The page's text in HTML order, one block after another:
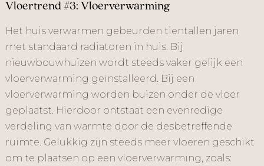
Vloertrend #3: Vloerverwarming
Het huis verwarmen gebeurden tientallen jaren
met standaard radiatoren in huis. Bij
nieuwbouwhuizen wordt steeds vaker gelijk een
vloerverwarming geïnstalleerd. Bij een
vloerverwarming worden buizen onder de vloer
geplaatst. Hierdoor ontstaat een evenredige
verdeling van warmte door de desbetreffende
ruimte. Gelukkig zijn steeds meer vloeren geschikt
om te plaatsen op een vloerverwarming, zoals: